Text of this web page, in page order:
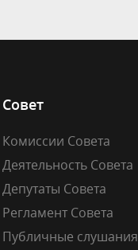
Совет
Комиссии Совета
Деятельность Совета
Депутаты Совета
Регламент Совета
Публичные слушания